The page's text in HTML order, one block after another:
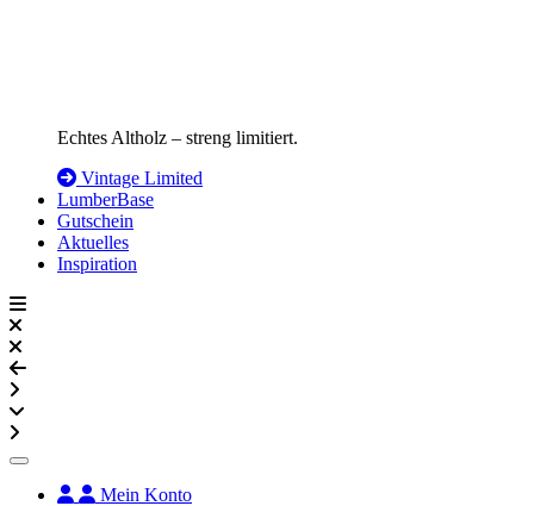
Echtes Altholz – streng limitiert.
Vintage Limited
LumberBase
Gutschein
Aktuelles
Inspiration
Mein Konto